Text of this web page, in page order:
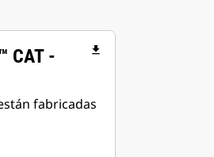
CAT -
file_download
fabricadas